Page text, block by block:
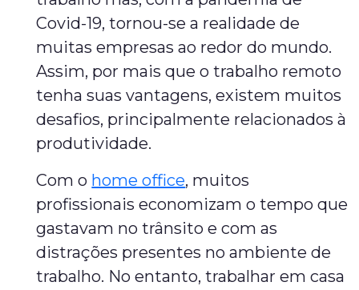
Covid-19, tornou-se a realidade de
muitas empresas ao redor do mundo.
Assim, por mais que o trabalho remoto
tenha suas vantagens, existem muitos
desafios, principalmente relacionados à
produtividade.
Com o home office, muitos
profissionais economizam o tempo que
gastavam no trânsito e com as
distrações presentes no ambiente de
trabalho. No entanto, trabalhar em casa